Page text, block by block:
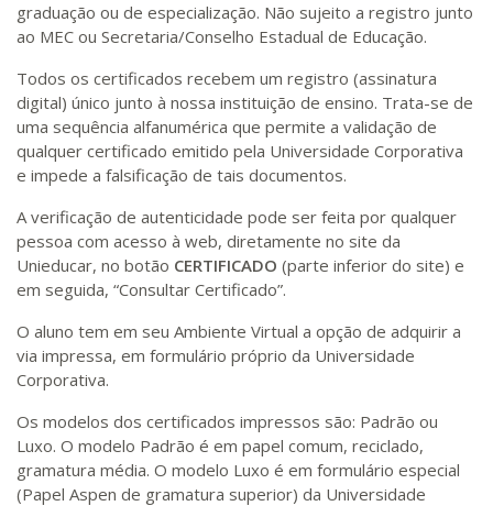
graduação ou de especialização. Não sujeito a registro junto
ao MEC ou Secretaria/Conselho Estadual de Educação.
Todos os certificados recebem um registro (assinatura
digital) único junto à nossa instituição de ensino. Trata-se de
uma sequência alfanumérica que permite a validação de
qualquer certificado emitido pela Universidade Corporativa
e impede a falsificação de tais documentos.
A verificação de autenticidade pode ser feita por qualquer
pessoa com acesso à web, diretamente no site da
Unieducar, no botão CERTIFICADO (parte inferior do site) e
em seguida, “Consultar Certificado”.
O aluno tem em seu Ambiente Virtual a opção de adquirir a
via impressa, em formulário próprio da Universidade
Corporativa.
Os modelos dos certificados impressos são: Padrão ou
Luxo. O modelo Padrão é em papel comum, reciclado,
gramatura média. O modelo Luxo é em formulário especial
(Papel Aspen de gramatura superior) da Universidade